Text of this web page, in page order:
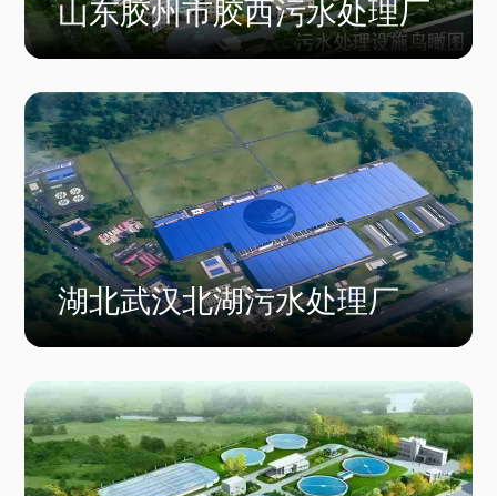
山东胶州市胶西污水处理厂
湖北武汉北湖污水处理厂